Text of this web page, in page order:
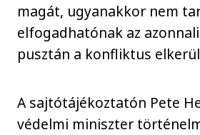
magát, ugyanakkor nem
elfogadhatónak az
pusztán a konfliktus
A sajtótájékoztatón Pete
védelmi miniszter